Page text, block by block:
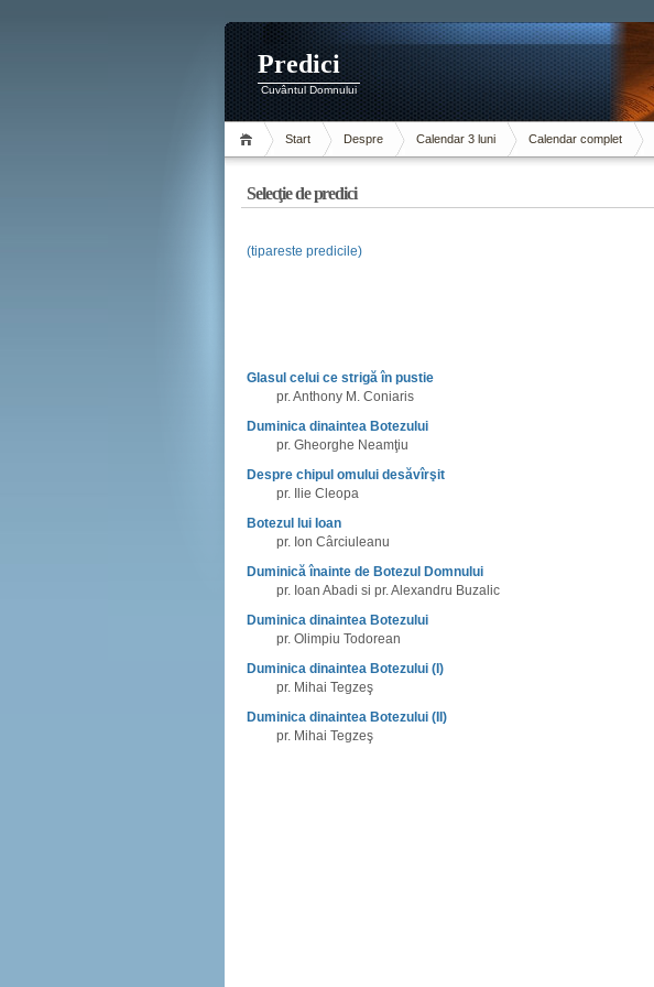
Predici
Cuvântul Domnului
Start Despre Calendar 3 luni Calendar complet
Selecţie de predici
(tipareste predicile)
Glasul celui ce strigă în pustie
pr. Anthony M. Coniaris
Duminica dinaintea Botezului
pr. Gheorghe Neamţiu
Despre chipul omului desăvîrşit
pr. Ilie Cleopa
Botezul lui Ioan
pr. Ion Cârciuleanu
Duminică înainte de Botezul Domnului
pr. Ioan Abadi si pr. Alexandru Buzalic
Duminica dinaintea Botezului
pr. Olimpiu Todorean
Duminica dinaintea Botezului (I)
pr. Mihai Tegzeş
Duminica dinaintea Botezului (II)
pr. Mihai Tegzeş